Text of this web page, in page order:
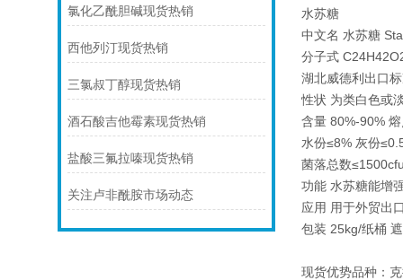
氯化乙酰胆碱现货热销
西他列汀现货热销
三氯叔丁醇现货热销
酒石酸吉他霉素现货热销
盐酸三氟拉嗪现货热销
关注卢非酰胺市场动态
水苏糖
中文名 水苏糖
分子式
湖北威德利出口
性状 为类白色或
含量 80%-90%
水份≤8% 灰份
菌落总数
功能 水苏糖能增
应用 用于外贸出
包装 25kg/纸桶
现货优势品种：